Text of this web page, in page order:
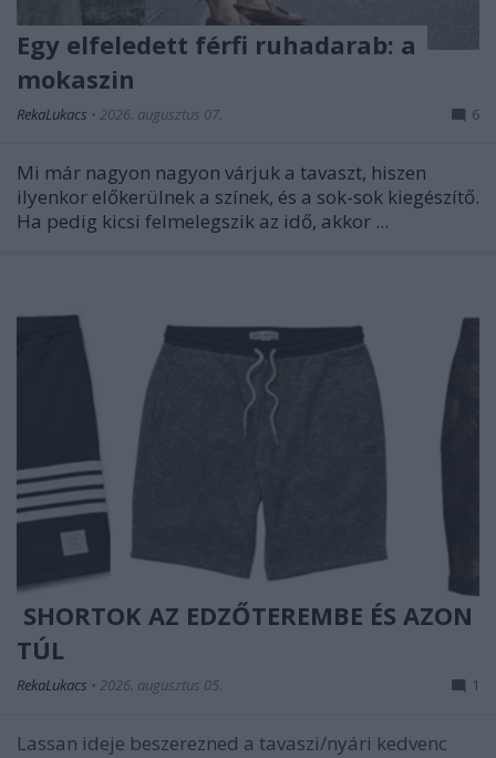
Egy elfeledett férfi ruhadarab: a
mokaszin
RekaLukacs • 2026. augusztus 07. 6
Mi már nagyon nagyon várjuk a tavaszt, hiszen
ilyenkor előkerülnek a színek, és a sok-sok kiegészítő.
Ha pedig kicsi felmelegszik az idő, akkor ...
SHORTOK AZ EDZŐTEREMBE ÉS AZON
TÚL
RekaLukacs • 2026. augusztus 05. 1
Lassan ideje beszerezned a tavaszi/nyári kedvenc